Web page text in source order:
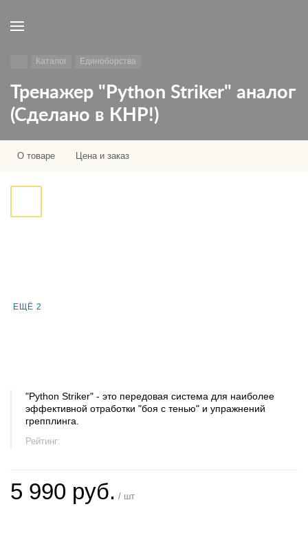
Каталог Единоборства
Тренажер "Python Striker" аналог
(Сделано в КНР!)
О товаре Цена и заказ
ЕЩЁ 2
"Python Striker" - это передовая система для наиболее
эффективной отработки "боя с тенью" и упражнений
грепплинга.
Рейтинг:
5 990 руб. / шт